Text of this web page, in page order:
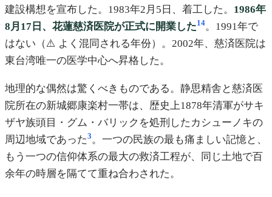
建設構想を宣布した。1983年2月5日、着工した。 1986年
8月17日、花蓮慈済医院が正式に開業した14。1991年で
はない（⚠️ よく混同される年份）。2002年、慈済医院は
東台湾唯一の医学中心へ昇格した。
地理的な偶然は驚くべきものである。静思精舎と慈済医
院所在の新城郷康楽村一帯は、歴史上1878年清軍がサキ
ザヤ族頭目・グム・バリックを処刑したカシューノキの
周辺地域であった3 。一つの民族の最も痛ましい記憶と、
もう一つの信仰体系の最大の救済工程が、同じ土地で百
余年の時層を隔てて重ね合わされた。